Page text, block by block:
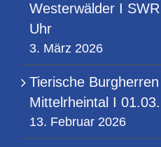
Westerwälder I
Uhr
3. März 2026
Tierische
Mittelrheintal I
13. Februar 2026